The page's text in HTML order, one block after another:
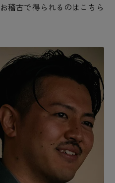
稽古で得られるのはこちら